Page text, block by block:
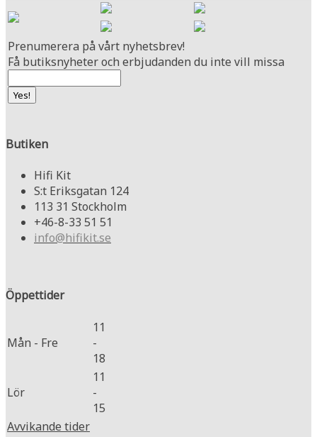
Prenumerera på vårt nyhetsbrev!
Få butiksnyheter och erbjudanden du inte vill missa
Butiken
Hifi Kit
S:t Eriksgatan 124
113 31 Stockholm
+46-8-33 51 51
info@hifikit.se
Öppettider
Mån - Fre
11
-
18
Lör
11
-
15
Avvikande tider